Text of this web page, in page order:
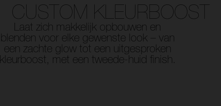
CUSTOM KLEURBOOST
Laat zich makkelijk opbouwen en
blenden voor elke gewenste look – van
een zachte glow tot een uitgesproken
met een tweede-huid finish.